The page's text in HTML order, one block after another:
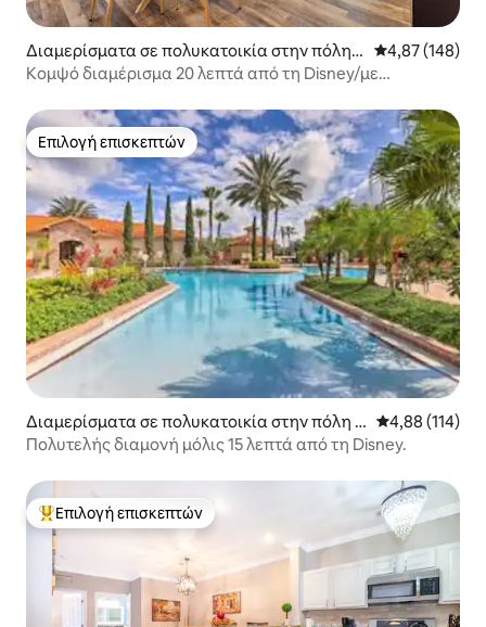
Διαμερίσματα σε πολυκατοικία στην πόλη K
issimmee
Μέση
4,87 (148)
Κομψό διαμέρισμα 20 λεπτά από τη Disney/με
Επιλογή επισκεπτών
Επιλογή επισκεπτών
Διαμερίσματα σε πολυκατοικία στην πόλη D
avenport
Μέση
4,88 (114)
Πολυτελής διαμονή μόλις 15 λεπτά από τη Disney.
Κορυφαία επιλογή επισκεπτών
Επιλογή επισκεπτών